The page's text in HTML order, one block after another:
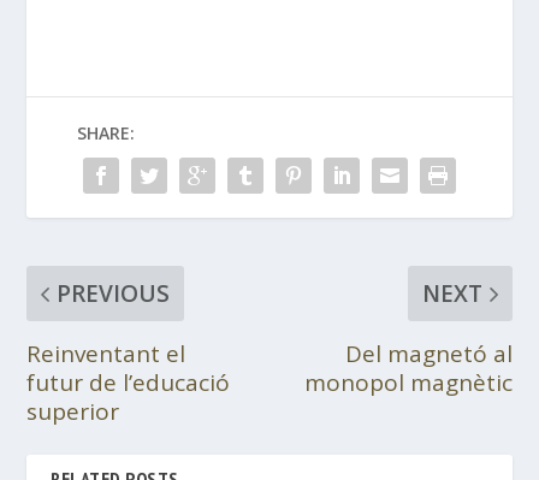
SHARE:
PREVIOUS
Reinventant el
futur de l’educació
superior
NEXT
Del magnetó al
monopol magnètic